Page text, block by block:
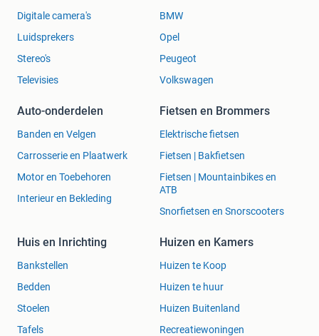
Digitale camera's
Luidsprekers
Stereo's
Televisies
BMW
Opel
Peugeot
Volkswagen
Auto-onderdelen
Banden en Velgen
Carrosserie en Plaatwerk
Motor en Toebehoren
Interieur en Bekleding
Fietsen en Brommers
Elektrische fietsen
Fietsen | Bakfietsen
Fietsen | Mountainbikes en
ATB
Snorfietsen en Snorscooters
Huis en Inrichting
Bankstellen
Bedden
Stoelen
Tafels
Huizen en Kamers
Huizen te Koop
Huizen te huur
Huizen Buitenland
Recreatiewoningen